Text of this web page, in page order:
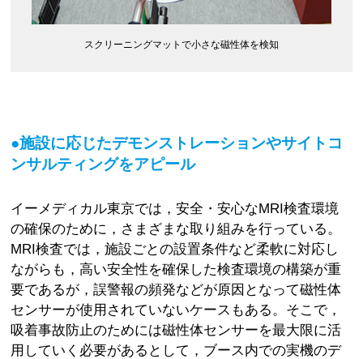
スクリーニングマットで小さな磁性体を検知
●施設に応じたデモンストレーションやサイトコ
ンサルティングをアピール
イーメディカル東京では，安全・安心なMRI検査環境
の確保のために，さまざまな取り組みを行っている。
MRI検査では，施設ごとの設置条件など柔軟に対応し
ながらも，高い安全性を確保した検査環境の構築が重
要であるが，誤警報の頻発などが原因となって磁性体
センサーが使用されていないケースもある。そこで，
吸着事故防止のためには磁性体センサーを最大限に活
用していく必要があるとして，ブース内での実機のデ